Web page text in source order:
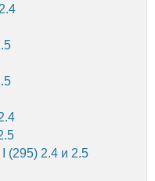
(295) 2.4 и 2.5